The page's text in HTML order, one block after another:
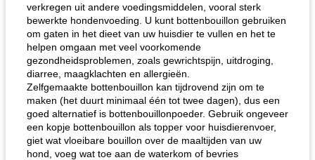
verkregen uit andere voedingsmiddelen, vooral sterk
bewerkte hondenvoeding. U kunt bottenbouillon gebruiken
om gaten in het dieet van uw huisdier te vullen en het te
helpen omgaan met veel voorkomende
gezondheidsproblemen, zoals gewrichtspijn, uitdroging,
diarree, maagklachten en allergieën.
Zelfgemaakte bottenbouillon kan tijdrovend zijn om te
maken (het duurt minimaal één tot twee dagen), dus een
goed alternatief is bottenbouillonpoeder. Gebruik ongeveer
een kopje bottenbouillon als topper voor huisdierenvoer,
giet wat vloeibare bouillon over de maaltijden van uw
hond, voeg wat toe aan de waterkom of bevries